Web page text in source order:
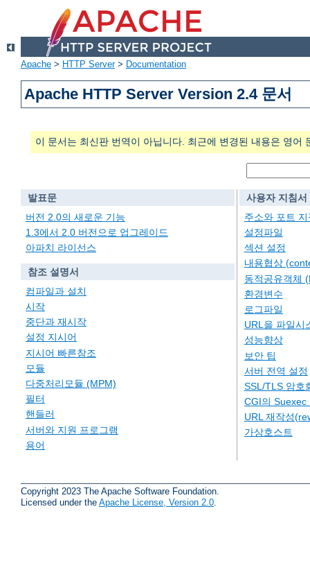
Apache > HTTP Server> Documentation
Apache HTTP Server Version 2.4 문서
이 문서는 최신판 번역이 아닙니다. 최근에 변경된 내용은 영어
발표문
버전 2.0의 새로운 기능
1.3에서 2.0 버전으로 업그레이드
아파치 라이선스
참조 설명서
컴파일과 설치
시작
중단과 재시작
설정 지시어
지시어 빠른참조
모듈
다중처리모듈 (MPM)
필터
핸들러
서버와 지원 프로그램
용어
사용자 지침서
주소와 포트 지
설정파일
섹션 설정
내용협상
동적공유객체
환경변수
로그파일
URL을 파일시
성능향상
보안 팁
서버 전역 설정
SSL/TLS 암호
CGI의 Suexec
URL 재작성
가상호스트
Copyright 2023 The Apache Software Foundation.
Licensed under the Apache License, Version 2.0